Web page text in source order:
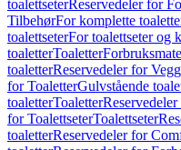
toalettseterReservedeler for
TilbehørFor komplette
toalettseterFor toalettseter og
toaletterToaletter
toaletterReservedeler for
for ToaletterGulvstående
toaletterToaletter
for ToalettseterToalettseter
toaletterReservedeler for